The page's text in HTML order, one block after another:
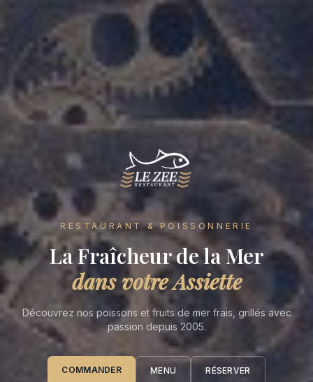
RESTAURANT & POISSONNERIE
La Fraîcheur de la Mer
dans votre Assiette
Découvrez nos poissons et fruits de mer frais, grillés avec
passion depuis 2005.
COMMANDER MENU RÉSERVER